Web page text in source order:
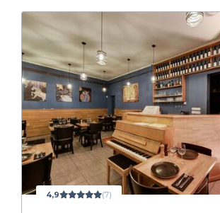
4,9 (7)